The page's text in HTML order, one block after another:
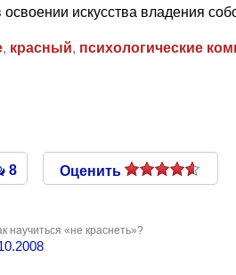
искусства владения
, красный, психологические
8 Оценить
научиться «не краснеть»?